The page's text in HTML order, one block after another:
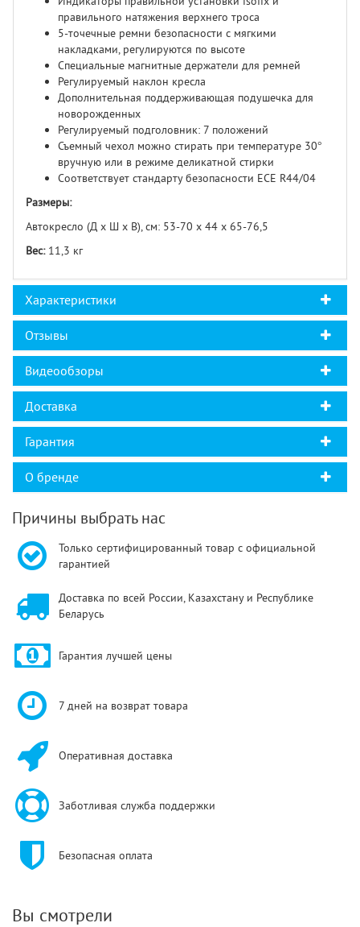
правильного натяжения верхнего троса
5-точечные ремни безопасности с мягкими
накладками, регулируются по высоте
Специальные магнитные держатели для ремней
Регулируемый наклон кресла
Дополнительная поддерживающая подушечка для
новорожденных
Регулируемый подголовник: 7 положений
Съемный чехол можно стирать при температуре 30°
вручную или в режиме деликатной стирки
Соответствует стандарту безопасности ECE R44/04
Размеры:
Автокресло (Д х Ш х В), см: 53-70 х 44 х 65-76,5
Вес: 11,3 кг
Характеристики
Отзывы
Видеообзоры
Доставка
Гарантия
О бренде
Причины выбрать нас
Только сертифицированный товар с официальной
гарантией
Доставка по всей России, Казахстану и Республике
Беларусь
Гарантия лучшей цены
7 дней на возврат товара
Оперативная доставка
Заботливая служба поддержки
Безопасная оплата
Вы смотрели